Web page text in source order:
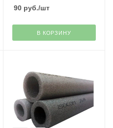
90руб./шт
В КОРЗИНУ